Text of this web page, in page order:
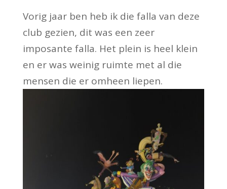
Vorig jaar ben heb ik die falla van deze
club gezien, dit was een zeer
imposante falla. Het plein is heel klein
en er was weinig ruimte met al die
mensen die er omheen liepen.